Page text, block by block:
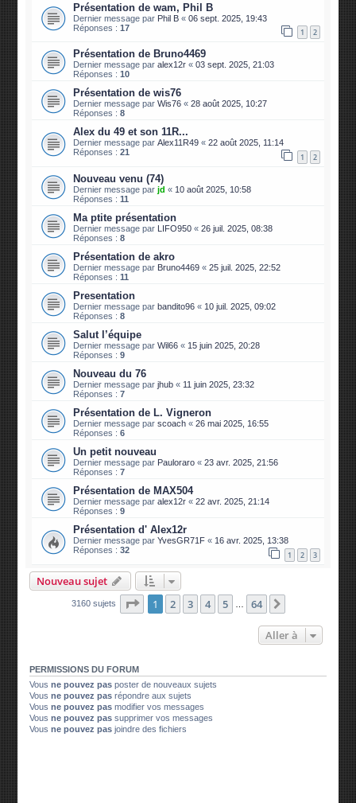
Présentation de wam, Phil B
Dernier message par Phil B «06 sept. 2025, 19:43
Réponses :17 1 2
Présentation de Bruno4469
Dernier message paralex12r «03 sept. 2025, 21:03
Réponses :10
Présentation de wis76
Dernier message parWis76 «28 août 2025, 10:27
Réponses :8
Alex du 49 et son 11R...
Dernier message parAlex11R49 «22 août 2025, 11:14
Réponses :21 1 2
Nouveau venu (74)
Dernier message parjd « 10 août 2025, 10:58
Réponses :11
Ma ptite présentation
Dernier message par LIFO950 «26 juil. 2025, 08:38
Réponses :8
Présentation de akro
Dernier message par Bruno4469 «25 juil. 2025, 22:52
Réponses :11
Presentation
Dernier message parbandito96 « 10 juil. 2025, 09:02
Réponses :8
Salut l’équipe
Dernier message parWil66 « 15 juin 2025, 20:28
Réponses :9
Nouveau du 76
Dernier message parjhub « 11 juin 2025, 23:32
Réponses :7
Présentation de L. Vigneron
Dernier message parscoach «26 mai 2025, 16:55
Réponses :6
Un petit nouveau
Dernier message par Pauloraro «23 avr. 2025, 21:56
Réponses :7
Présentation de MAX504
Dernier message paralex12r «22 avr. 2025, 21:14
Réponses :9
Présentation d' Alex12r
Dernier message parYvesGR71F « 16 avr. 2025, 13:38
Réponses :32 1 2 3
Nouveau sujet
3160 sujets Page 1sur64
1 2 3 4 5 64
Aller à
PERMISSIONS DU FORUM
Vousne pouvez pas poster de nouveaux sujets
Vousne pouvez pas répondre aux sujets
Vousne pouvez pas modifier vos messages
Vousne pouvez pas supprimer vos messages
Vousne pouvez pas joindre des fichiers